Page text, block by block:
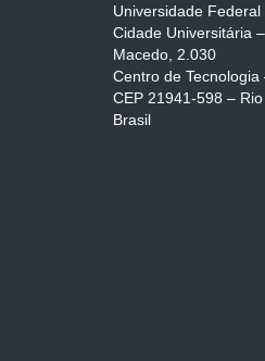
Universidade
Cidade Universitária
Macedo, 2.030
Centro de Tecnologia
CEP 21941-598 –
Brasil